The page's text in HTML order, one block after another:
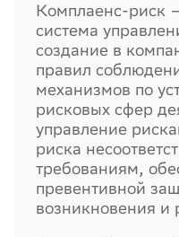
Комплаенс-риск
система
создание в
правил
механизмов по
рисковых сфер
управление
риска
требованиям,
превентивной
возникновения и
данных *